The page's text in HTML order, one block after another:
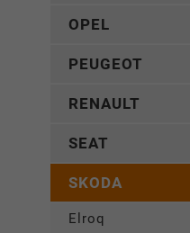
OPEL
PEUGEOT
RENAULT
SEAT
SKODA
Elroq